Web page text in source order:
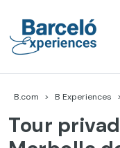
content
B.com B Experiences
Tour